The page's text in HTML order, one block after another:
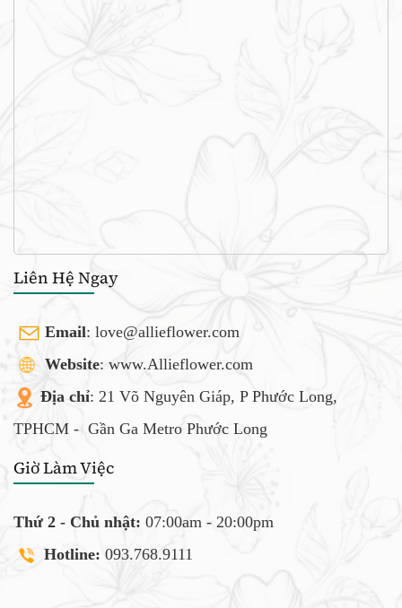
Liên Hệ Ngay
Email: love@allieflower.com
Website: www.Allieflower.com
Địa chỉ: 21 Võ Nguyên Giáp, P Phước Long,
TPHCM - Gần Ga Metro Phước Long
Giờ Làm Việc
Thứ 2 - Chủ nhật: 07:00am - 20:00pm
Hotline: 093.768.9111